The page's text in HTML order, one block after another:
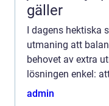
gäller
I dagens hektiska
utmaning att
behovet av extra
lösningen enkel:
det flera möjligh...
admin